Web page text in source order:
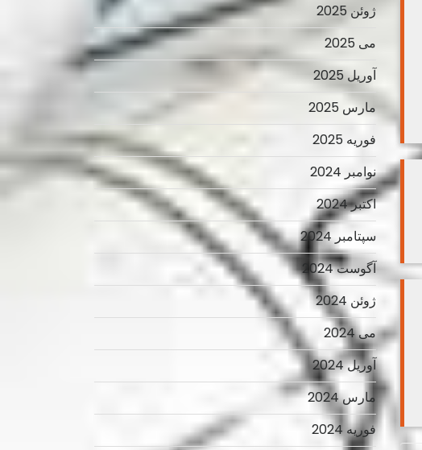
ژوئن 2025
می 2025
آوریل 2025
مارس 2025
فوریه 2025
نوامبر 2024
اکتبر 2024
سپتامبر 2024
آگوست 2024
ژوئن 2024
می 2024
آوریل 2024
مارس 2024
فوریه 2024